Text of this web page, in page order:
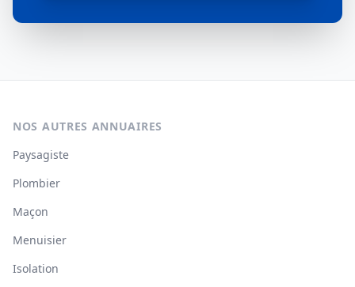
NOS AUTRES ANNUAIRES
Paysagiste
Plombier
Maçon
Menuisier
Isolation